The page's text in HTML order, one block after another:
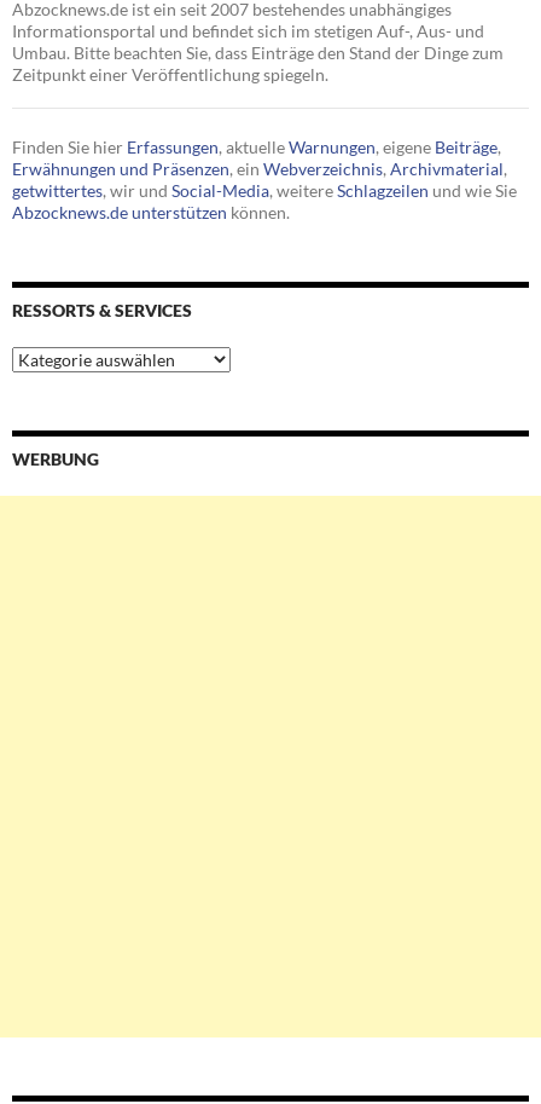
Abzocknews.de ist ein seit 2007 bestehendes unabhängiges
Informationsportal und befindet sich im stetigen Auf-, Aus- und
Umbau. Bitte beachten Sie, dass Einträge den Stand der Dinge zum
Zeitpunkt einer Veröffentlichung spiegeln.
Finden Sie hier Erfassungen, aktuelleWarnungen, eigene Beiträge,
Erwähnungen und Präsenzen, ein Webverzeichnis, Archivmaterial,
getwittertes, wir und Social-Media, weitereSchlagzeilen und wie Sie
Abzocknews.de unterstützen können.
RESSORTS & SERVICES
Ressorts
&
WERBUNG